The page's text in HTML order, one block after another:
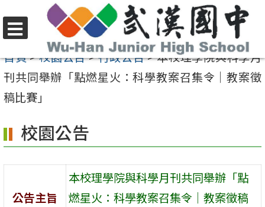
至
要
內
區
選
單
首頁>校園公告>行政公告>本校理學院與科學月
刊共同舉辦「點燃星火：科學教案召集令｜教案徵
稿比賽」
校園公告
公告主旨
本校理學院與科學月刊共同舉辦「點
燃星火：科學教案召集令｜教案徵稿